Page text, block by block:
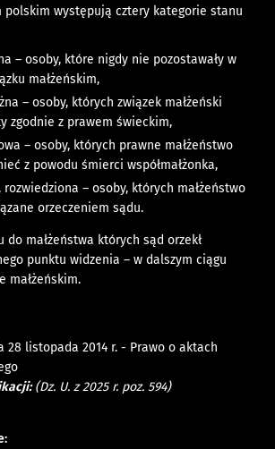
polskim występują cztery kategorie stanu
– osoby, które nigdy nie pozostawały w
małżeńskim,
– osoby, których związek małżeński
zgodnie z prawem świeckim,
– osoby, których prawne małżeństwo
z powodu śmierci współmałżonka,
rozwiedziona – osoby, których małżeństwo
orzeczeniem sądu.
do małżeństwa których sąd orzekł
punktu widzenia – w dalszym ciągu
małżeńskim.
28 listopada 2014 r. - Prawo o aktach
(Dz. U. z 2025 r. poz. 594)